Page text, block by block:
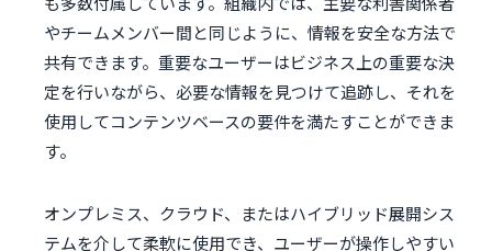
やチームメンバー間と同じように、情報を安全な方法で
共有できます。重要なユーザーはビジネス上の重要な決
定を行いながら、必要な情報を見つけて追跡し、それを
使用してコンテンツベースの要件を満たすことができま
す。
オンプレミス、クラウド、またはハイブリッド展開シス
テムを介して柔軟に使用でき、ユーザーが操作しやすい